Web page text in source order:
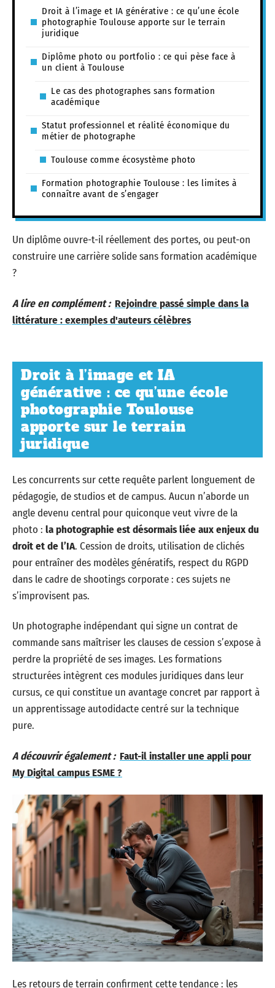
Droit à l’image et IA générative : ce qu’une école
photographie Toulouse apporte sur le terrain
juridique
Diplôme photo ou portfolio : ce qui pèse face à
un client à Toulouse
Le cas des photographes sans formation
académique
Statut professionnel et réalité économique du
métier de photographe
Toulouse comme écosystème photo
Formation photographie Toulouse : les limites à
connaître avant de s’engager
Un diplôme ouvre-t-il réellement des portes, ou peut-on
construire une carrière solide sans formation académique
?
A lire en complément : Rejoindre passé simple dans la
littérature : exemples d'auteurs célèbres
Droit à l’image et IA
générative : ce qu’une école
photographie Toulouse
apporte sur le terrain
juridique
Les concurrents sur cette requête parlent longuement de
pédagogie, de studios et de campus. Aucun n’aborde un
angle devenu central pour quiconque veut vivre de la
photo : la photographie est désormais liée aux enjeux du
droit et de l’IA. Cession de droits, utilisation de clichés
pour entraîner des modèles génératifs, respect du RGPD
dans le cadre de shootings corporate : ces sujets ne
s’improvisent pas.
Un photographe indépendant qui signe un contrat de
commande sans maîtriser les clauses de cession s’expose à
perdre la propriété de ses images. Les formations
structurées intègrent ces modules juridiques dans leur
cursus, ce qui constitue un avantage concret par rapport à
un apprentissage autodidacte centré sur la technique
pure.
A découvrir également : Faut-il installer une appli pour
My Digital campus ESME ?
Les retours de terrain confirment cette tendance : les